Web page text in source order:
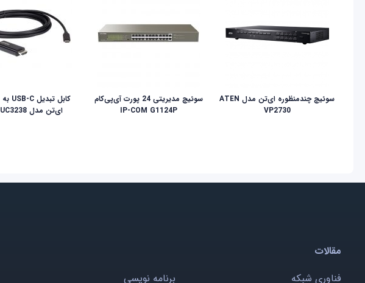
سوئیچ چندمنظوره ای‌تن مدل ATEN
VP2730
سوئیچ مدیریتی 24 پورت آی‌پی‌کام
IP-COM G1124P
ای‌تن مدل ATEN UC3238
مقالات
فناوری شبکه
برنامه نویسی